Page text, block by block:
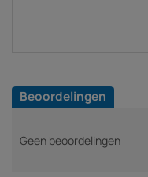
Beoordelingen
Geen beoordelingen